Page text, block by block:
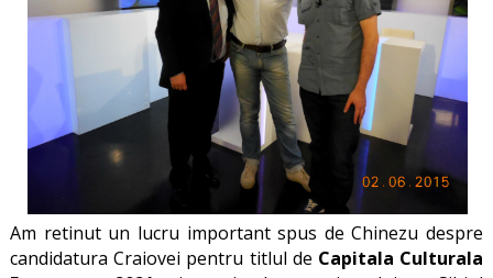
Am retinut un lucru important spus de Chinezu despre
candidatura Craiovei pentru titlul de Capitala Culturala